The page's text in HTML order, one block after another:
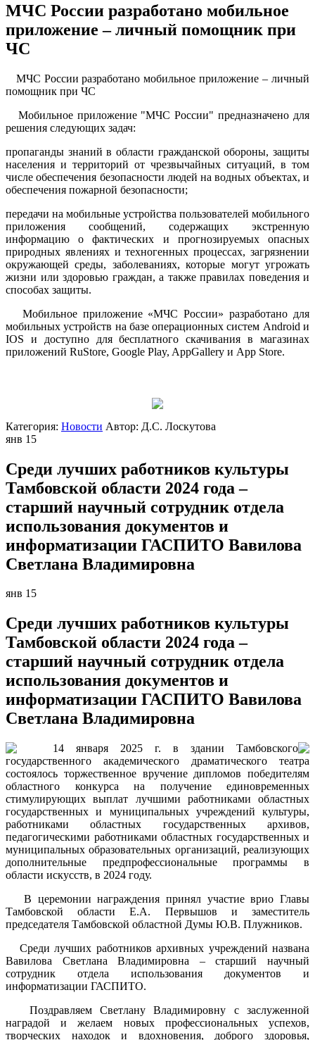
МЧС России разработано мобильное
приложение – личный помощник при
ЧС
МЧС России разработано мобильное приложение – личный
помощник при ЧС
Мобильное приложение "МЧС России" предназначено для
решения следующих задач:
пропаганды знаний в области гражданской обороны, защиты
населения и территорий от чрезвычайных ситуаций, в том
числе обеспечения безопасности людей на водных объектах, и
обеспечения пожарной безопасности;
передачи на мобильные устройства пользователей мобильного
приложения сообщений, содержащих экстренную
информацию о фактических и прогнозируемых опасных
природных явлениях и техногенных процессах, загрязнении
окружающей среды, заболеваниях, которые могут угрожать
жизни или здоровью граждан, а также правилах поведения и
способах защиты.
Мобильное приложение «МЧС России» разработано для
мобильных устройств на базе операционных систем Android и
IOS и доступно для бесплатного скачивания в магазинах
приложений RuStore, Google Play, AppGallery и App Store.
Категория: Новости Автор: Д.С. Лоскутова
янв 15
Среди лучших работников культуры
Тамбовской области 2024 года –
старший научный сотрудник отдела
использования документов и
информатизации ГАСПИТО Вавилова
Светлана Владимировна
янв 15
Среди лучших работников культуры
Тамбовской области 2024 года –
старший научный сотрудник отдела
использования документов и
информатизации ГАСПИТО Вавилова
Светлана Владимировна
14 января 2025 г. в здании Тамбовского
государственного академического драматического театра
состоялось торжественное вручение дипломов победителям
областного конкурса на получение единовременных
стимулирующих выплат лучшими работниками областных
государственных и муниципальных учреждений культуры,
работниками областных государственных архивов,
педагогическими работниками областных государственных и
муниципальных образовательных организаций, реализующих
дополнительные предпрофессиональные программы в
области искусств, в 2024 году.
В церемонии награждения принял участие врио Главы
Тамбовской области Е.А. Первышов и заместитель
председателя Тамбовской областной Думы Ю.В. Плужников.
Среди лучших работников архивных учреждений названа
Вавилова Светлана Владимировна – старший научный
сотрудник отдела использования документов и
информатизации ГАСПИТО.
Поздравляем Светлану Владимировну с заслуженной
наградой и желаем новых профессиональных успехов,
творческих находок и вдохновения, доброго здоровья,